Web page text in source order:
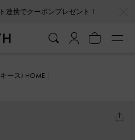
連携でクーポンプレゼント！
ース) HOME